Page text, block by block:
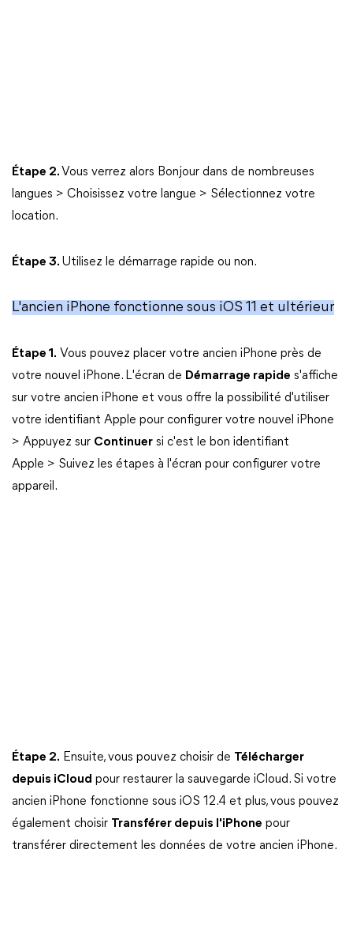
Étape 2. Vous verrez alors Bonjour dans de nombreuses
langues > Choisissez votre langue > Sélectionnez votre
location.
Étape 3. Utilisez le démarrage rapide ou non.
L'ancien iPhone fonctionne sous iOS 11 et ultérieur
Étape 1. Vous pouvez placer votre ancien iPhone près de
votre nouvel iPhone. L'écran de Démarrage rapide s'affiche
sur votre ancien iPhone et vous offre la possibilité d'utiliser
votre identifiant Apple pour configurer votre nouvel iPhone
> Appuyez sur Continuer si c'est le bon identifiant
Apple > Suivez les étapes à l'écran pour configurer votre
appareil.
Étape 2. Ensuite, vous pouvez choisir de Télécharger
depuis iCloud pour restaurer la sauvegarde iCloud. Si votre
ancien iPhone fonctionne sous iOS 12.4 et plus, vous pouvez
également choisir Transférer depuis l'iPhone pour
transférer directement les données de votre ancien iPhone.